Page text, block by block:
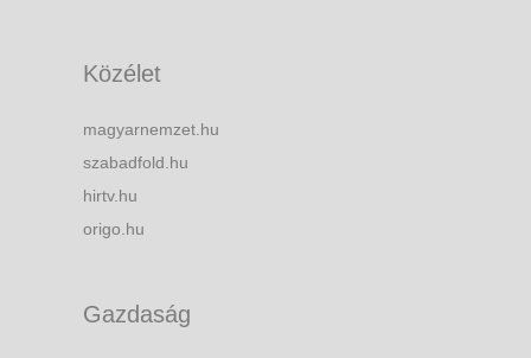
Közélet
magyarnemzet.hu
szabadfold.hu
hirtv.hu
origo.hu
Gazdaság